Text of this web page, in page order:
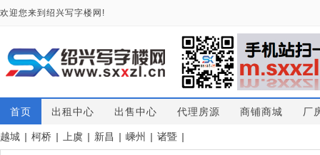
欢迎您来到绍兴写字楼网!
首页 出租中心 出售中心 代理房源 商铺商城 厂
越城 | 柯桥 | 上虞 | 新昌 | 嵊州 | 诸暨 |